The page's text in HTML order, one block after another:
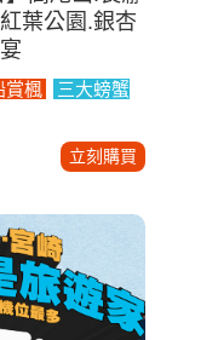
葉公園.銀杏
賞楓
三大螃蟹
立刻購買